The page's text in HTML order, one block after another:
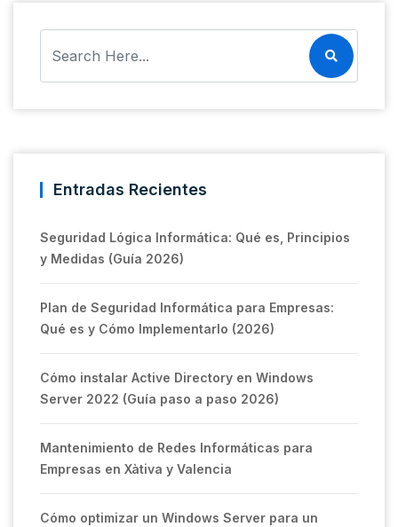
Entradas Recientes
Seguridad Lógica Informática: Qué es, Principios
y Medidas (Guía 2026)
Plan de Seguridad Informática para Empresas:
Qué es y Cómo Implementarlo (2026)
Cómo instalar Active Directory en Windows
Server 2022 (Guía paso a paso 2026)
Mantenimiento de Redes Informáticas para
Empresas en Xàtiva y Valencia
Cómo optimizar un Windows Server para un